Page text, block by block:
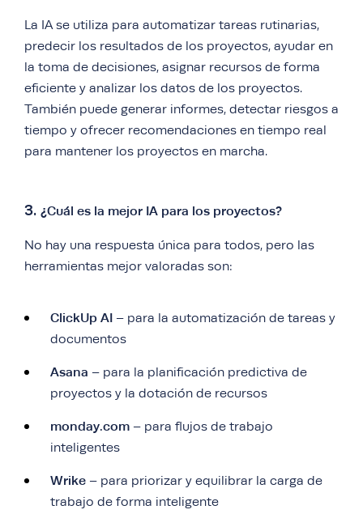
La IA se utiliza para automatizar tareas rutinarias,
predecir los resultados de los proyectos, ayudar en
la toma de decisiones, asignar recursos de forma
eficiente y analizar los datos de los proyectos.
También puede generar informes, detectar riesgos a
tiempo y ofrecer recomendaciones en tiempo real
para mantener los proyectos en marcha.
3. ¿Cuál es la mejor IA para los proyectos?
No hay una respuesta única para todos, pero las
herramientas mejor valoradas son:
ClickUp AI – para la automatización de tareas y
documentos
Asana – para la planificación predictiva de
proyectos y la dotación de recursos
monday.com – para flujos de trabajo
inteligentes
Wrike – para priorizar y equilibrar la carga de
trabajo de forma inteligente